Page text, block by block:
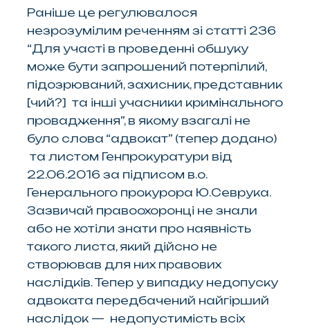
Раніше це регулювалося
незрозумілим реченням зі статті 236
“Для участі в проведенні обшуку
може бути запрошений потерпілий,
підозрюваний, захисник, представник
[чий?] та інші учасники кримінального
провадження”, в якому взагалі не
було слова “адвокат” (тепер додано)
та листом Генпрокуратури від
22.06.2016 за підписом в.о.
Генерального прокурора Ю.Севрука.
Зазвичай правоохоронці не знали
або не хотіли знати про наявність
такого листа, який дійсно не
створював для них правових
наслідків. Тепер у випадку недопуску
адвоката передбачений найгірший
наслідок — недопустимість всіх